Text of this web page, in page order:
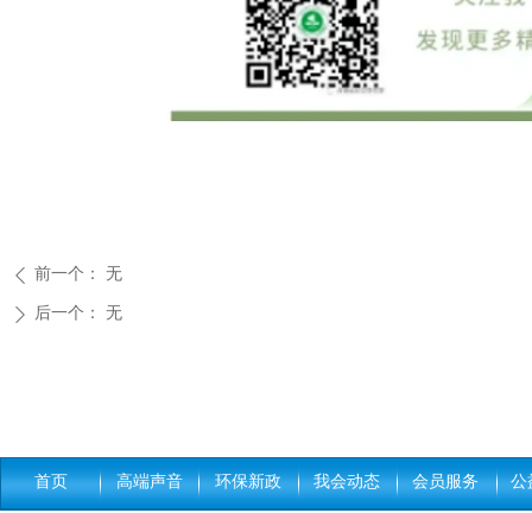
ꄴ 前一个： 无
ꄲ 后一个： 无
首页 高端声音 环保新政 我会动态 会员服务 公